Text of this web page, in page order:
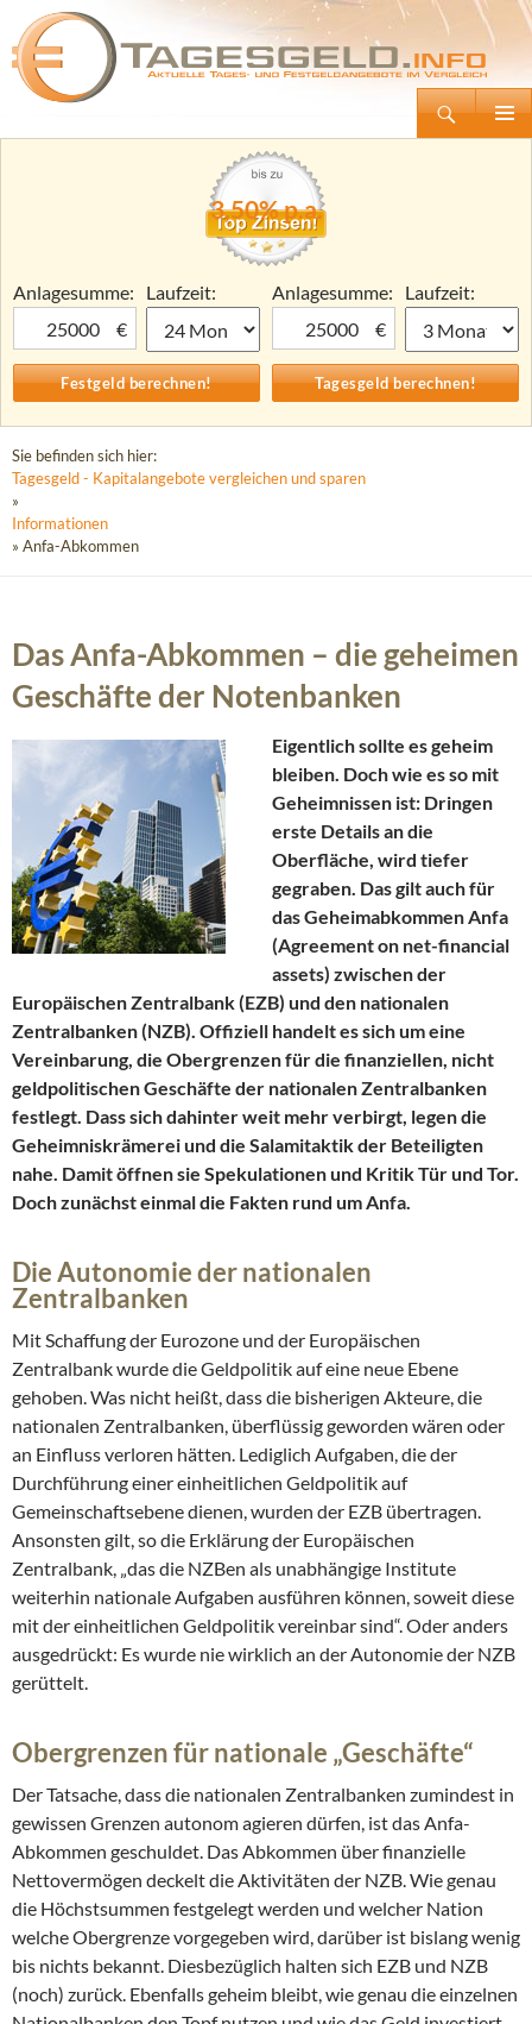
Tagesgeld.info – Tagesgeldkonten vergleichen und Tagesgeld-Zinsen berechnen
Zum
3,50% p.a.
Anlagesumme:
€
Laufzeit:
Anlagesumme:
€
Laufzeit:
Sie befinden sich hier:
Tagesgeld - Kapitalangebote vergleichen und sparen
»
Informationen
» Anfa-Abkommen
Das Anfa-Abkommen – die geheimen
Geschäfte der Notenbanken
Eigentlich sollte es geheim
bleiben. Doch wie es so mit
Geheimnissen ist: Dringen
erste Details an die
Oberfläche, wird tiefer
gegraben. Das gilt auch für
das Geheimabkommen Anfa
(Agreement on net-financial
assets) zwischen der
Europäischen Zentralbank (EZB) und den nationalen
Zentralbanken (NZB). Offiziell handelt es sich um eine
Vereinbarung, die Obergrenzen für die finanziellen, nicht
geldpolitischen Geschäfte der nationalen Zentralbanken
festlegt. Dass sich dahinter weit mehr verbirgt, legen die
Geheimniskrämerei und die Salamitaktik der Beteiligten
nahe. Damit öffnen sie Spekulationen und Kritik Tür und Tor.
Doch zunächst einmal die Fakten rund um Anfa.
Die Autonomie der nationalen
Zentralbanken
Mit Schaffung der Eurozone und der Europäischen
Zentralbank wurde die Geldpolitik auf eine neue Ebene
gehoben. Was nicht heißt, dass die bisherigen Akteure, die
nationalen Zentralbanken, überflüssig geworden wären oder
an Einfluss verloren hätten. Lediglich Aufgaben, die der
Durchführung einer einheitlichen Geldpolitik auf
Gemeinschaftsebene dienen, wurden der EZB übertragen.
Ansonsten gilt, so die Erklärung der Europäischen
Zentralbank, „das die NZBen als unabhängige Institute
weiterhin nationale Aufgaben ausführen können, soweit diese
mit der einheitlichen Geldpolitik vereinbar sind“. Oder anders
ausgedrückt: Es wurde nie wirklich an der Autonomie der NZB
gerüttelt.
Obergrenzen für nationale „Geschäfte“
Der Tatsache, dass die nationalen Zentralbanken zumindest in
gewissen Grenzen autonom agieren dürfen, ist das Anfa-
Abkommen geschuldet. Das Abkommen über finanzielle
Nettovermögen deckelt die Aktivitäten der NZB. Wie genau
die Höchstsummen festgelegt werden und welcher Nation
welche Obergrenze vorgegeben wird, darüber ist bislang wenig
bis nichts bekannt. Diesbezüglich halten sich EZB und NZB
(noch) zurück. Ebenfalls geheim bleibt, wie genau die einzelnen